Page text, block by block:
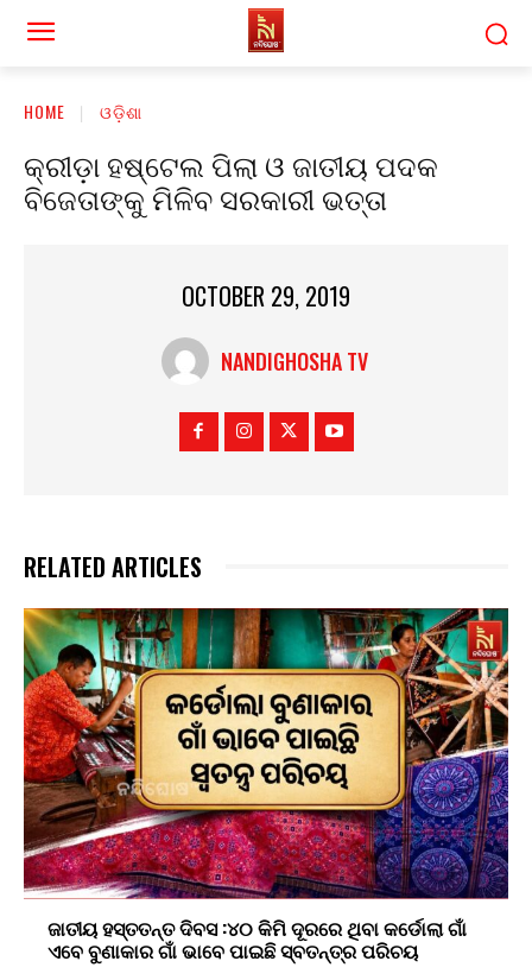
HOME ଓଡ଼ିଶା
କ୍ରୀଡ଼ା ହଷ୍ଟେଲ ପିଲା ଓ ଜାତୀୟ ପଦକ
ବିଜେତାଙ୍କୁ ମିଳିବ ସରକାରୀ ଭତ୍ତା
OCTOBER 29, 2019
NANDIGHOSHA TV
RELATED ARTICLES
ଜାତୀୟ ହସ୍ତତନ୍ତ ଦିବସ :୪୦ କିମି ଦୂରରେ ଥିବା କର୍ଡୋଲା ଗାଁ
ଏବେ ବୁଣାକାର ଗାଁ ଭାବେ ପାଇଛି ସ୍ବତନ୍ତ୍ର ପରିଚୟ